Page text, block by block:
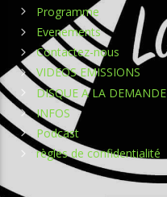
Programme
Evenements
Contactez-nous
VIDEOS EMISSIONS
DISQUE A LA DEMANDE
INFOS
Podcast
règles de confidentialité